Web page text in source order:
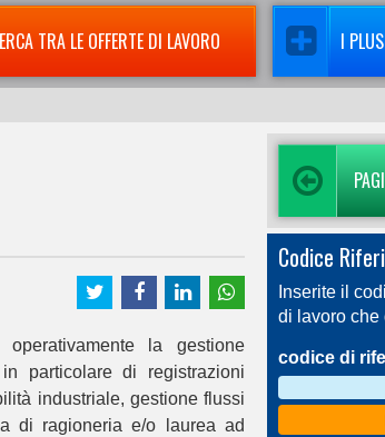
TRA LE OFFERTE DI LAVORO I
la gestione
particolare di registrazioni
industriale, gestione flussi
di ragioneria e/o laurea ad
Codice
Inserite il
di lavoro che
codice di